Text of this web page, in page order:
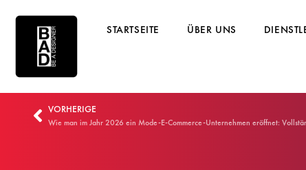
STARTSEITE ÜBER UNS
VORHERIGE
Wie man im Jahr 2026 ein Mode-E-Commerce-Unternehmen eröffnet: